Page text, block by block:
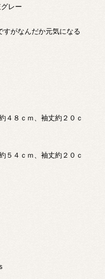
レー
がなんだか元気になる
４８ｃｍ、袖丈約２０ｃ
５４ｃｍ、袖丈約２０ｃ